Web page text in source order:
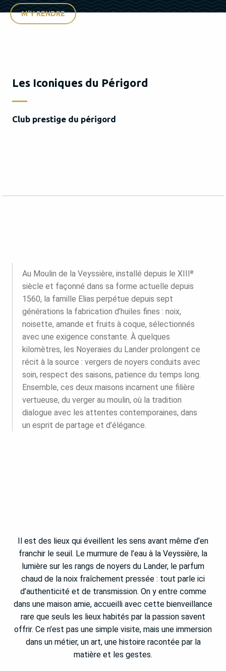
M'Y RENDRE
Les Iconiques du Périgord
Club prestige du périgord
Au Moulin de la Veyssière, installé depuis le XIIIᵉ
siècle et façonné dans sa forme actuelle depuis
1560, la famille Elias perpétue depuis sept
générations la fabrication d’huiles fines : noix,
noisette, amande et fruits à coque, sélectionnés
avec une exigence constante. À quelques
kilomètres, les Noyeraies du Lander prolongent ce
récit à la source : vergers de noyers conduits avec
soin, respect des saisons, patience du temps long.
Ensemble, ces deux maisons incarnent une filière
vertueuse, du verger au moulin, où la tradition
dialogue avec les attentes contemporaines, dans
un esprit de partage et d’élégance.
Il est des lieux qui éveillent les sens avant même d’en
franchir le seuil. Le murmure de l’eau à la Veyssière, la
lumière sur les rangs de noyers du Lander, le parfum
chaud de la noix fraîchement pressée : tout parle ici
d’authenticité et de transmission. On y entre comme
dans une maison amie, accueilli avec cette bienveillance
rare que seuls les lieux habités par la passion savent
offrir. Ce n’est pas une simple visite, mais une immersion
dans un métier, un art, une histoire racontée par la
matière et les gestes.